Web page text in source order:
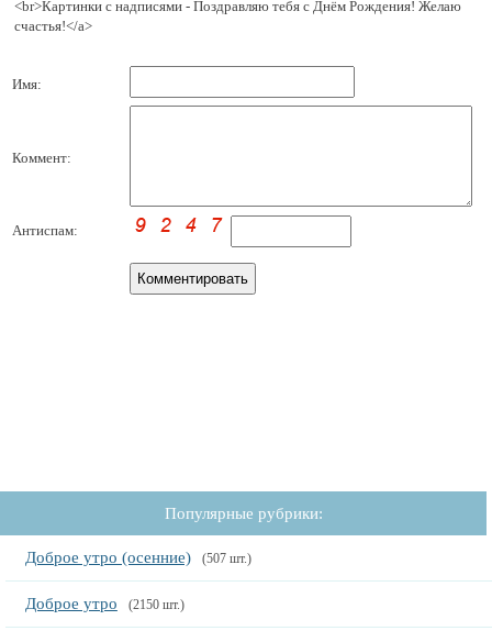
<br>Картинки с надписями - Поздравляю тебя с Днём Рождения! Желаю
счастья!</a>
Имя:
Коммент:
Антиспам:
Популярные рубрики:
Доброе утро (осенние) (507 шт.)
Доброе утро (2150 шт.)